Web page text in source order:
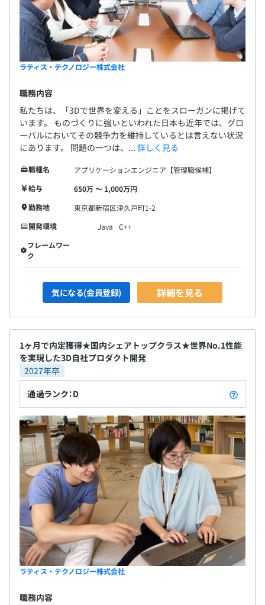
ラティス・テクノロジー株式会社
職務内容
私たちは、「3Dで世界を変える」ことをスローガンに掲げて
います。 ものづくりに強いといわれた日本も近年では、グロ
ーバルにおいてその競争力を維持しているとは言えない状況
にあります。 問題の一つは、... 詳しく見る
職種名
アプリケーションエンジニア【管理職候補】
給与
650万 〜 1,000万円
勤務地
東京都新宿区津久戸町1-2
開発環境
Java
C++
フレームワー
ク
気になる(会員登録) 詳細を見る
1ヶ月で内定獲得★国内シェアトップクラス★世界No.1性能
を実現した3D自社プロダクト開発
2027年卒
通過ランク：D
ラティス・テクノロジー株式会社
職務内容